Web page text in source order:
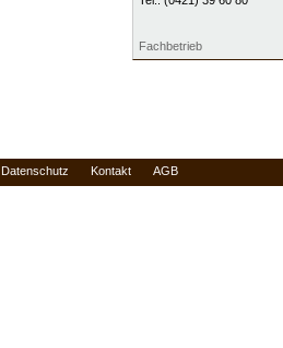
Fachbetrieb
Datenschutz Kontakt AGB